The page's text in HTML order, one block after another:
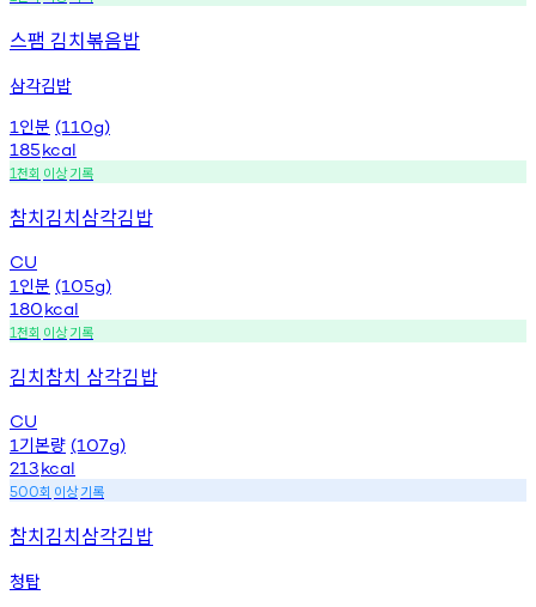
스팸 김치볶음밥
삼각김밥
1 인분 (110g)
185kcal
1천회 이상기록
참치김치삼각김밥
CU
1 인분 (105g)
180kcal
1천회 이상기록
김치참치 삼각김밥
CU
1 기본량 (107g)
213kcal
500회 이상기록
참치김치삼각김밥
청탑